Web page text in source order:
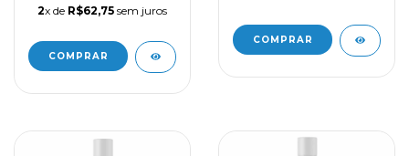
2x de R$62,75 sem juros